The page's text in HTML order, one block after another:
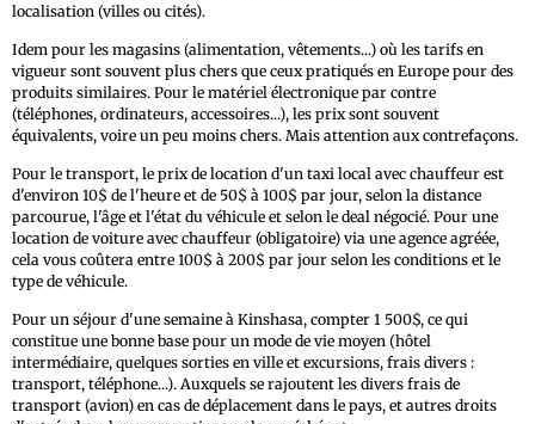
localisation (villes ou cités).
Idem pour les magasins (alimentation, vêtements...) où les tarifs en
vigueur sont souvent plus chers que ceux pratiqués en Europe pour des
produits similaires. Pour le matériel électronique par contre
(téléphones, ordinateurs, accessoires...), les prix sont souvent
équivalents, voire un peu moins chers. Mais attention aux contrefaçons.
Pour le transport, le prix de location d'un taxi local avec chauffeur est
d'environ 10$ de l'heure et de 50$ à 100$ par jour, selon la distance
parcourue, l'âge et l'état du véhicule et selon le deal négocié. Pour une
location de voiture avec chauffeur (obligatoire) via une agence agréée,
cela vous coûtera entre 100$ à 200$ par jour selon les conditions et le
type de véhicule.
Pour un séjour d'une semaine à Kinshasa, compter 1 500$, ce qui
constitue une bonne base pour un mode de vie moyen (hôtel
intermédiaire, quelques sorties en ville et excursions, frais divers :
transport, téléphone...). Auxquels se rajoutent les divers frais de
transport (avion) en cas de déplacement dans le pays, et autres droits